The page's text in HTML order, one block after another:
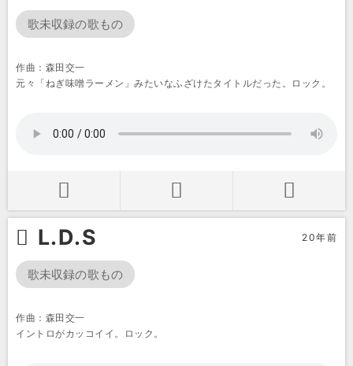
歌未収録の歌もの
作曲：森田交一
元々「ねぎ味噌ラーメン」みたいなふざけたタイトルだった。ロック。
L.D.S 20年前
歌未収録の歌もの
作曲：森田交一
イントロがカッコイイ。ロック。